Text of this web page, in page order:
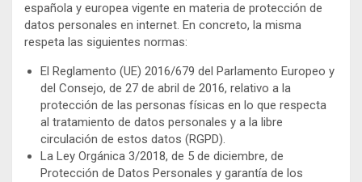
española y europea vigente en materia de protección de
datos personales en internet. En concreto, la misma
respeta las siguientes normas:
El Reglamento (UE) 2016/679 del Parlamento Europeo y
del Consejo, de 27 de abril de 2016, relativo a la
protección de las personas físicas en lo que respecta
al tratamiento de datos personales y a la libre
circulación de estos datos (RGPD).
La Ley Orgánica 3/2018, de 5 de diciembre, de
Protección de Datos Personales y garantía de los